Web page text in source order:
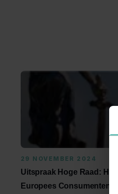
29 NOVEMBER 2024
Uitspraak Hoge Raad:
Europees